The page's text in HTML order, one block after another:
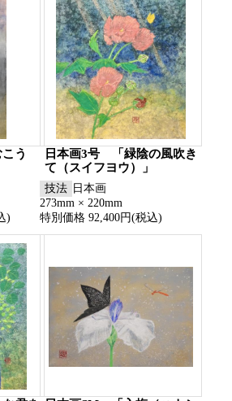
う
)
日本画3号 「緑陰の風吹き
て（スイフヨウ）」
技法 日本画
273mm × 220mm
特別価格 92,400円(税込)